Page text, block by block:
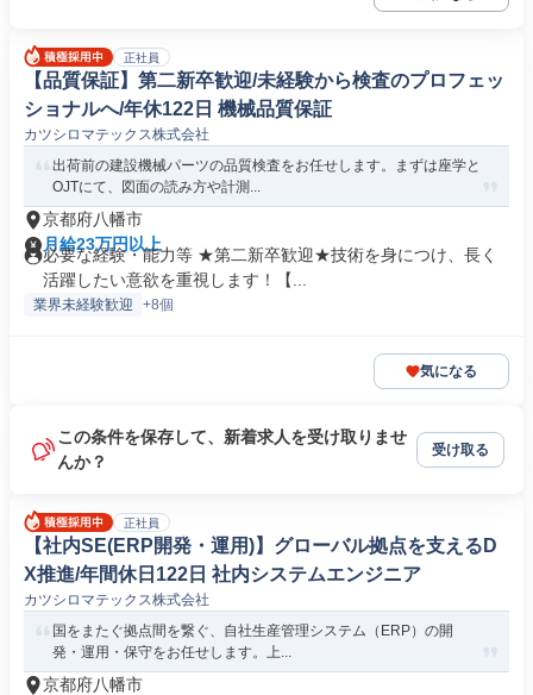
正社員
【品質保証】第二新卒歓迎/未経験から検査のプロフェッ
ショナルへ/年休122日 機械品質保証
カツシロマテックス株式会社
出荷前の建設機械パーツの品質検査をお任せします。まずは座学と
OJTにて、図面の読み方や計測...
京都府八幡市
月給23万円以上
必要な経験・能力等 ★第二新卒歓迎★技術を身につけ、長く
活躍したい意欲を重視します！【...
業界未経験歓迎 +8個
気になる
この条件を保存して、新着求人を受け取りませ
んか？
受け取る
正社員
【社内SE(ERP開発・運用)】グローバル拠点を支えるD
X推進/年間休日122日 社内システムエンジニア
カツシロマテックス株式会社
国をまたぐ拠点間を繋ぐ、自社生産管理システム（ERP）の開
発・運用・保守をお任せします。上...
京都府八幡市